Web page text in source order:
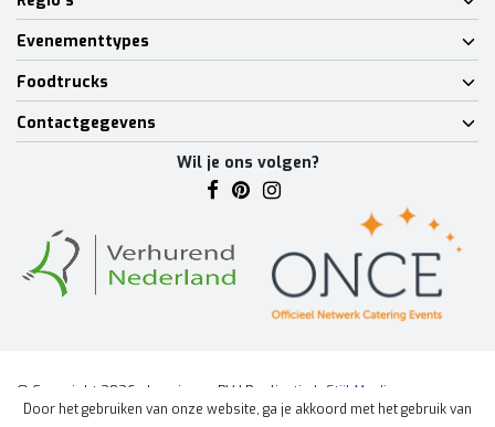
Evenementtypes
Foodtrucks
Contactgegevens
Wil je ons volgen?
© Copyright 2026 - Lumineux BV | Realisatie
InStijl Media
Algemene voorwaarden|Disclaimer|Privacy Policy|Sitemap |
Door het gebruiken van onze website, ga je akkoord met het gebruik van